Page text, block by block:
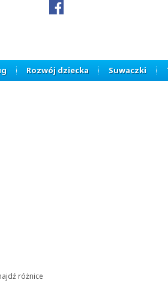
Rozwój dziecka Suwaczki
różnice